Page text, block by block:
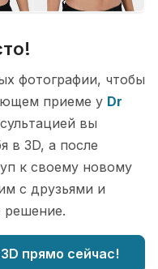
фотографии, чтобы
приеме у Dr
вы
в 3D, а после
к своему новому
с друзьями и
решение.
прямо сейчас!